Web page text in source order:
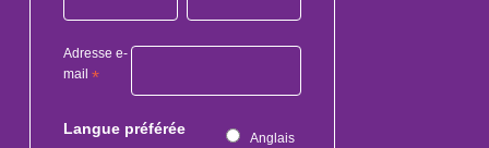
Adresse e-
mail *
Langue préférée
Anglais